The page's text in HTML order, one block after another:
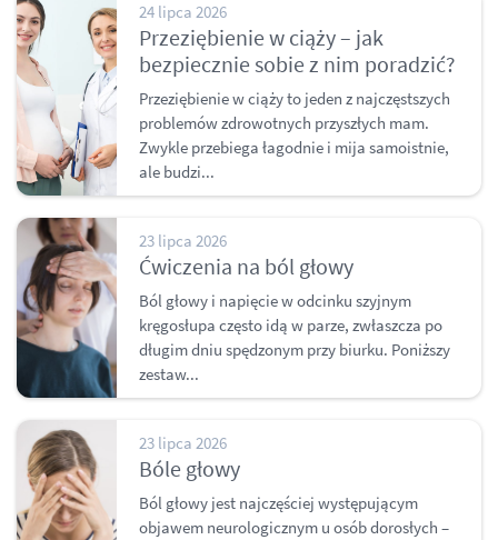
24 lipca 2026
Przeziębienie w ciąży – jak
bezpiecznie sobie z nim poradzić?
Przeziębienie w ciąży to jeden z najczęstszych
problemów zdrowotnych przyszłych mam.
Zwykle przebiega łagodnie i mija samoistnie,
ale budzi...
23 lipca 2026
Ćwiczenia na ból głowy
Ból głowy i napięcie w odcinku szyjnym
kręgosłupa często idą w parze, zwłaszcza po
długim dniu spędzonym przy biurku. Poniższy
zestaw...
23 lipca 2026
Bóle głowy
Ból głowy jest najczęściej występującym
objawem neurologicznym u osób dorosłych –